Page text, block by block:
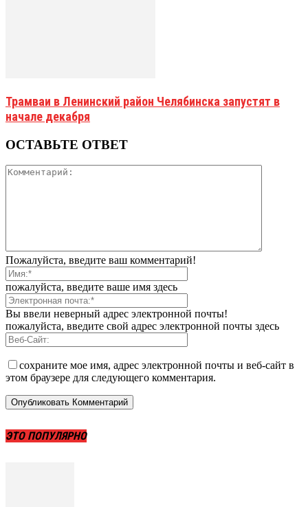
Трамваи в Ленинский район Челябинска запустят в
начале декабря
ОСТАВЬТЕ ОТВЕТ
Пожалуйста, введите ваш комментарий!
пожалуйста, введите ваше имя здесь
Вы ввели неверный адрес электронной почты!
пожалуйста, введите свой адрес электронной почты здесь
сохраните мое имя, адрес электронной почты и веб-сайт в
этом браузере для следующего комментария.
ЭТО ПОПУЛЯРНО